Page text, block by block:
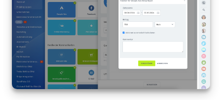
Mitarbeiter
Onlineshop
Websites
Anwendungen